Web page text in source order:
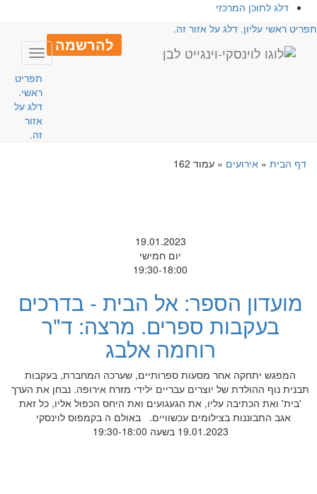
דלג לתוכן המרכזי
ראשי עליון. דלג על אזור זה.
להרשמה
Toggle
תפריט
ראשי.
דלג על
אזור
זה.
דף הבית» אירועים» עמוד 162
19.01.2023
יום חמישי
19:30-18:00
מועדון הספר: אל הבית - בדרכים
בעקבות ספרים. מרצה: ד"ר
רוחמה אלבג
המפגש יתחקה אחר מסעות ספרותיים, שערכה המחברת, בעקבות
תבנית נוף ההולדת של יוצרים עבריים ילידי מזרח אירופה. נבחן את הערך
'בית' ואת הכתיבה עליו, את הגעגועים ואת היחס הכפול אליו, כל זאת
אגב התבוננות בצילומים עכשוויים. באולם ה בקמפוס לוינסקי
19.01.2023 בשעה 19:30-18:00